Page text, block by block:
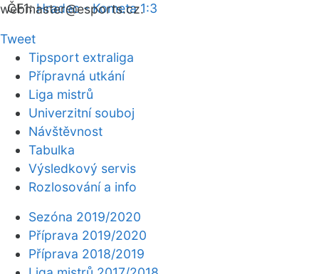
ČF1:Hradec - Kometa 1:3
webmaster@esports.cz.
Tweet
Tipsport extraliga
Přípravná utkání
Liga mistrů
Univerzitní souboj
Návštěvnost
Tabulka
Výsledkový servis
Rozlosování a info
Sezóna 2019/2020
Příprava 2019/2020
Příprava 2018/2019